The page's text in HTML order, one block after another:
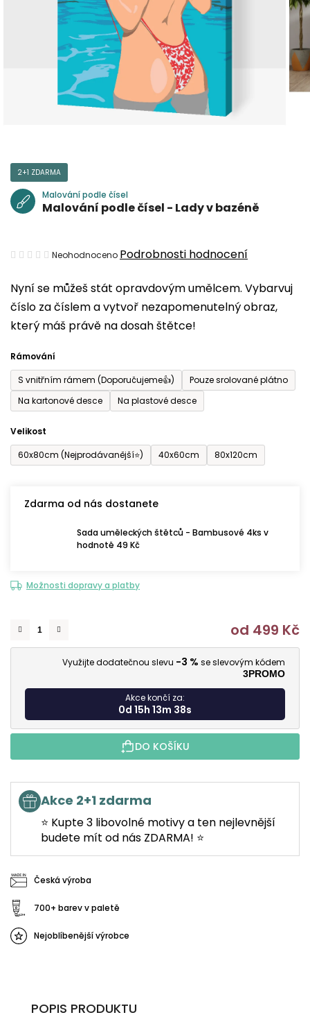
Nyní se můžeš stát opravdovým umělcem. Vybarvuj
číslo za číslem a vytvoř nezapomenutelný obraz,
který máš právě na dosah štětce!
Rámování
S vnitřním rámem (Doporučujeme👍)
Pouze srolované plátno
Na kartonové desce
Na plastové desce
Velikost
60x80cm (Nejprodávanější⭐)
40x60cm 80x120cm
Zdarma od nás dostanete
Sada uměleckých štětců - Bambusové 4ks v
hodnotě 49 Kč
Možnosti dopravy a platby
od 499 Kč
Využijte dodatečnou slevu -3 % se slevovým kódem
3PROMO
Akce končí za:
0d 15h 13m 37s
DO KOŠÍKU
Akce 2+1 zdarma
⭐ Kupte 3 libovolné motivy a ten nejlevnější
budete mít od nás ZDARMA! ⭐
Česká výroba
700+ barev v paletě
Nejoblíbenější výrobce
2+1 ZDARMA
Malování podle čísel
Malování podle čísel - Lady v bazéně
Průměrné
produktu
je
0,0
5
hvězdiček.
Neohodnoceno Podrobnosti hodnocení
POPIS PRODUKTU